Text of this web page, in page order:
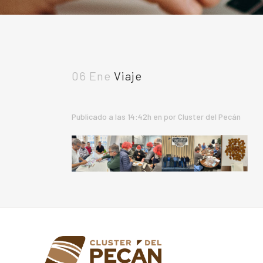
06 Ene Viaje
Publicado a las 14:42h en por Cluster del Pecán